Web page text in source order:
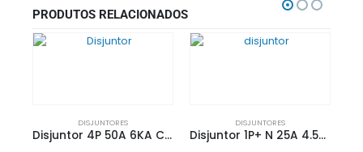
PRODUTOS RELACIONADOS
DISJUNTORES
Disjuntor 4P 50A 6KA C| SOFLIGHT
DISJUNTORES
Disjuntor 1P+ N 25A 4.5KA C| SOFLIGHT